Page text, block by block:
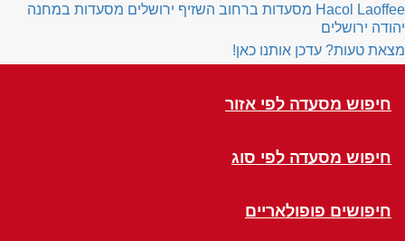
Hacol Laoffee מסעדות ברחוב השזיף ירושלים מסעדות במחנה
יהודה ירושלים
מצאת טעות? עדכן אותנו כאן!
חיפוש מסעדה לפי אזור
חיפוש מסעדה לפי סוג
חיפושים פופולאריים